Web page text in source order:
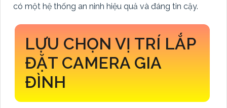
có một hệ thống an ninh hiệu quả và đáng tin cậy.
LỰU CHỌN VỊ TRÍ LẮP
ĐẶT CAMERA GIA
ĐÌNH